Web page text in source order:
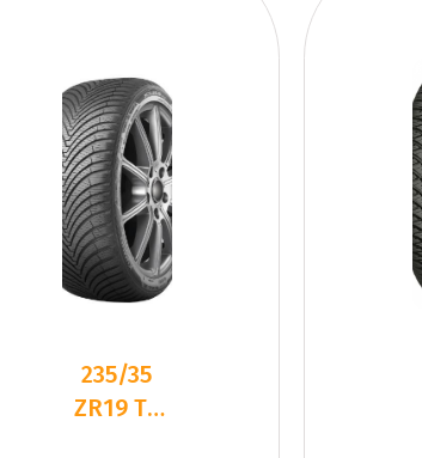
235/35
ZR19 TL